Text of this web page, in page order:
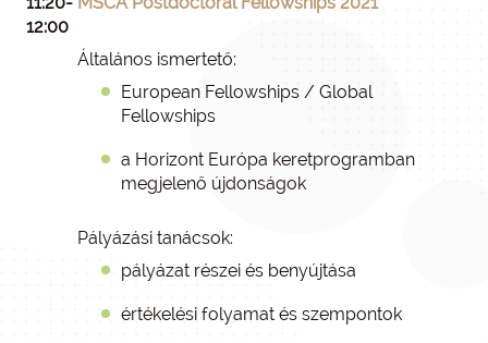
12:00
Általános ismertető:
European Fellowships / Global
Fellowships
a Horizont Európa keretprogramban
megjelenő újdonságok
Pályázási tanácsok:
pályázat részei és benyújtása
értékelési folyamat és szempontok